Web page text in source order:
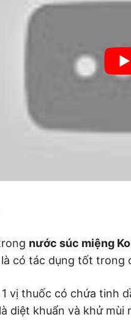
nước súc miệng
có tác dụng tốt trong
vị thuốc có chứa tinh
diệt khuẩn và khử mùi